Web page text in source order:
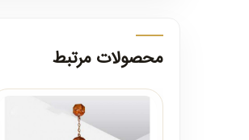
محصولات مرتبط